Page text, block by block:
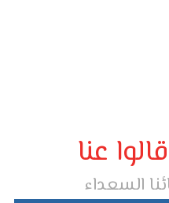
قالوا عنا
السعداء